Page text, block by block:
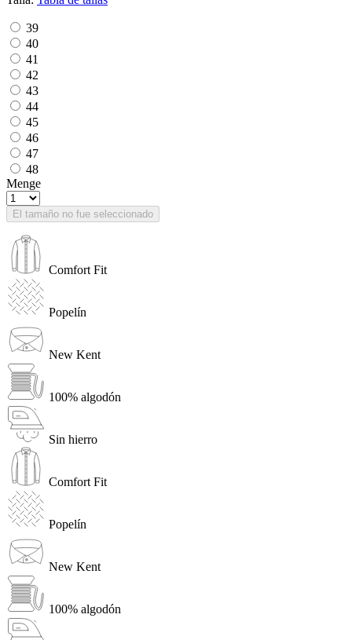
39
40
41
42
43
44
45
46
47
48
Menge
El tamaño no fue seleccionado
Comfort Fit
Popelín
New Kent
100% algodón
Sin hierro
Comfort Fit
Popelín
New Kent
100% algodón